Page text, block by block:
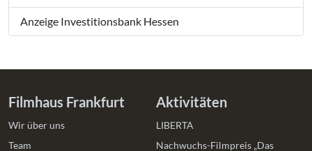
Anzeige Investitionsbank Hessen
Filmhaus Frankfurt
Wir über uns
Team
Aktivitäten
LIBERTA
Nachwuchs-Filmpreis „Das